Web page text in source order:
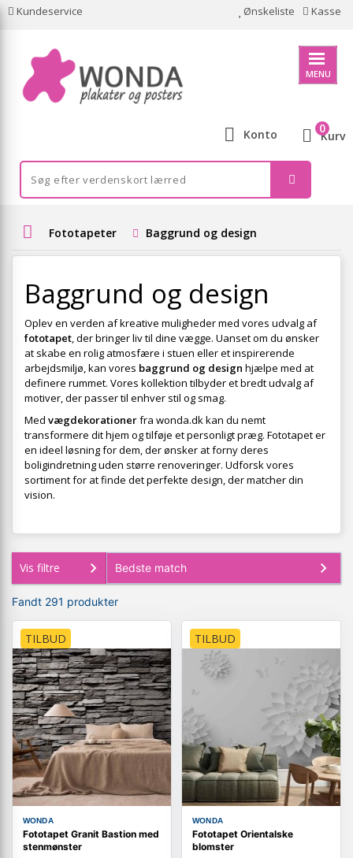
Kundeservice Ønskeliste Kasse
MENU
Konto Kurv
0
Fototapeter Baggrund og design
Baggrund og design
Oplev en verden af kreative muligheder med vores udvalg af
fototapet, der bringer liv til dine vægge. Uanset om du ønsker
at skabe en rolig atmosfære i stuen eller et inspirerende
arbejdsmiljø, kan vores baggrund og design hjælpe med at
definere rummet. Vores kollektion tilbyder et bredt udvalg af
motiver, der passer til enhver stil og smag.
Med vægdekorationerfra wonda.dk kan du nemt
transformere dit hjem og tilføje et personligt præg. Fototapet er
en ideel løsning for dem, der ønsker at forny deres
boligindretning uden større renoveringer. Udforsk vores
sortiment for at finde det perfekte design, der matcher din
vision.
Vis filtre
Fandt 291 produkter
TILBUD
WONDA
Fototapet Granit Bastion med
stenmønster
TILBUD
WONDA
Fototapet Orientalske
blomster